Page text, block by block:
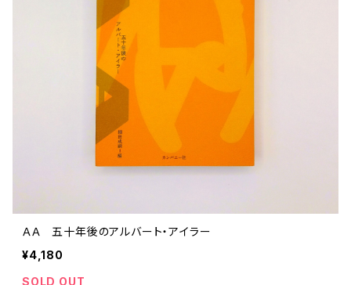
ＡＡ 五十年後のアルバート・アイラー
¥4,180
SOLD OUT